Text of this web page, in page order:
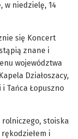
w niedzielę, 14
się Koncert
znane i
województwa
Działoszacy,
i Tańca Łopuszno
rolniczego, stoiska
i